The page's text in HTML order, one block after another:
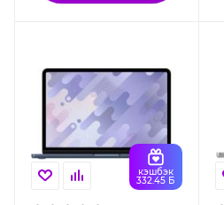
кэшбэк
332.45 Б